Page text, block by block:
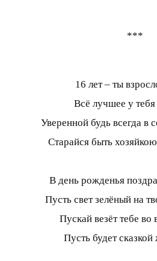
***
16 лет – ты
Всё лучшее у
Уверенной будь всегда в
Старайся быть
В день рожденья
Пусть свет зелёный на
Пускай везёт тебе во
Пусть будет сказкой